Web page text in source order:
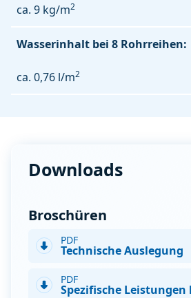
ca. 9 kg/m2
Wasserinhalt bei 8 Rohrreihen:
ca. 0,76 l/m2
Downloads
Broschüren
PDF
Technische Auslegung
PDF
Spezifische